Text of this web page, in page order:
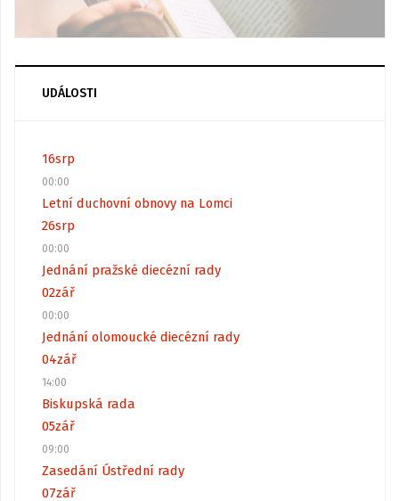
UDÁLOSTI
16srp
00:00
Letní duchovní obnovy na Lomci
26srp
00:00
Jednání pražské diecézní rady
02zář
00:00
Jednání olomoucké diecézní rady
04zář
14:00
Biskupská rada
05zář
09:00
Zasedání Ústřední rady
07zář